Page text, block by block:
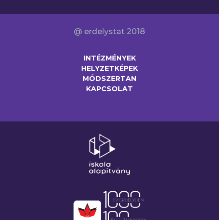
@ erdelystat 2018
INTÉZMÉNYEK
HELYZETKÉPEK
MÓDSZERTAN
KAPCSOLAT